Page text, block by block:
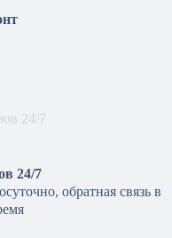
24/7
обратная связь в